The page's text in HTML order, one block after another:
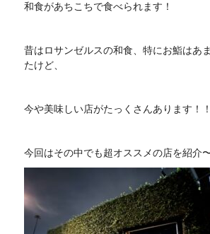
和食があちこちで食べられます！
昔はロサンゼルスの和食、特にお鮨はあ
たけど、
今や美味しい店がたっくさんあります！！
今回はその中でも超オススメの店を紹介